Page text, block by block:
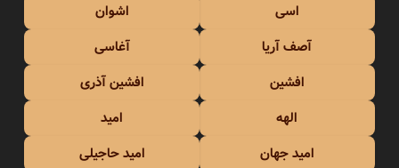
اسی
اشوان
آصف آریا
آغاسی
افشین
افشین آذری
الهه
امید
امید جهان
امید حاجیلی